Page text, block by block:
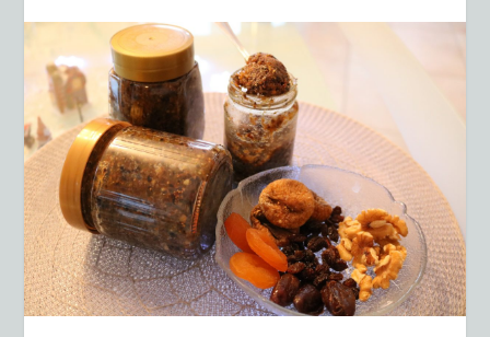
SCHNELLER COUSCOUS-SALAT IN NUR 15
MINUTEN